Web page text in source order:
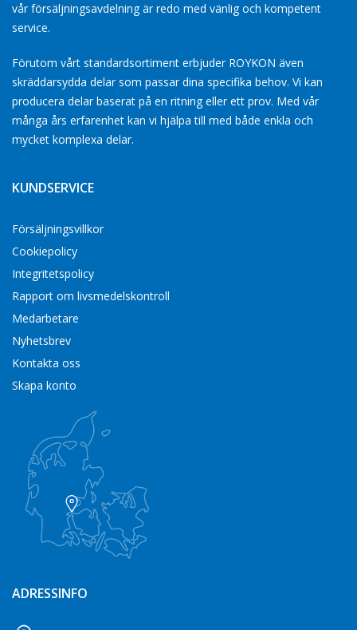
vår försäljningsavdelning är redo med vänlig och kompetent
service.
Förutom vårt standardsortiment erbjuder ROYKON även
skräddarsydda delar som passar dina specifika behov. Vi kan
producera delar baserat på en ritning eller ett prov. Med vår
många års erfarenhet kan vi hjälpa till med både enkla och
mycket komplexa delar.
KUNDSERVICE
Försäljningsvillkor
Cookiepolicy
Integritetspolicy
Rapport om livsmedelskontroll
Medarbetare
Nyhetsbrev
Kontakta oss
Skapa konto
ADRESSINFO